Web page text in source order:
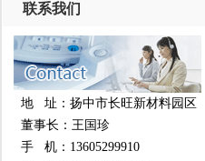
联系我们
地 址：扬中市长旺新材料园区
董事长：王国珍
手 机：13605299910